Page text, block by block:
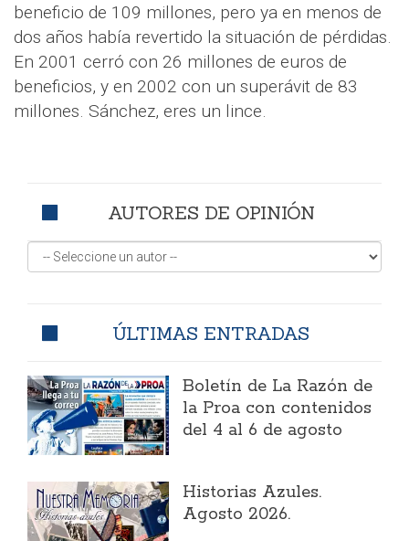
beneficio de 109 millones, pero ya en menos de
dos años había revertido la situación de pérdidas.
En 2001 cerró con 26 millones de euros de
beneficios, y en 2002 con un superávit de 83
millones. Sánchez, eres un lince.
AUTORES DE OPINIÓN
ÚLTIMAS ENTRADAS
Boletín de La Razón de
la Proa con contenidos
del 4 al 6 de agosto
Historias Azules.
Agosto 2026.